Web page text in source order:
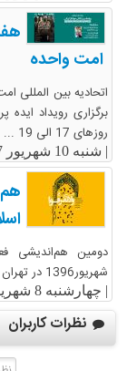
امت واحده
اتحادیه بین المللی
برگزاری رویداد
روزهای 17 الی 19 ...
| شنبه 10 شهریور 1397
شهریور1396 در تهران برگزار خواهد شد.
| چهارشنبه 8 شهریور 1396
نظرات کاربران